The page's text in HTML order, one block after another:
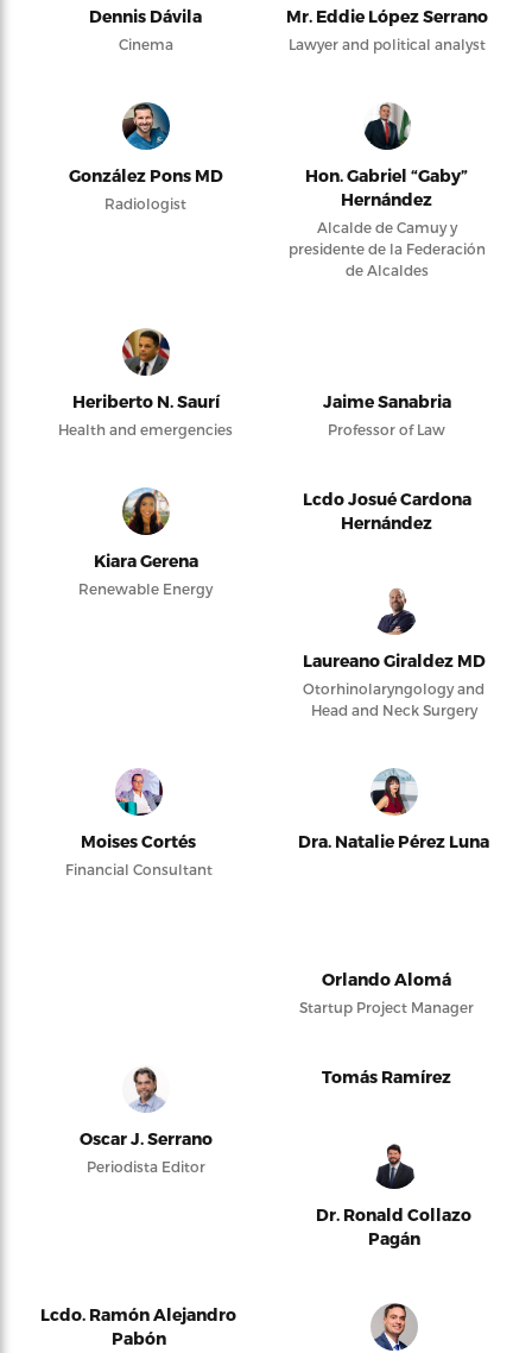
Dennis Dávila
Cinema
Mr. Eddie López Serrano
Lawyer and political analyst
González Pons MD
Radiologist
Hon. Gabriel “Gaby”
Hernández
Alcalde de Camuy y
presidente de la Federación
de Alcaldes
Heriberto N. Saurí
Health and emergencies
Jaime Sanabria
Professor of Law
Kiara Gerena
Renewable Energy
Lcdo Josué Cardona
Hernández
Laureano Giraldez MD
Otorhinolaryngology and
Head and Neck Surgery
Moises Cortés
Financial Consultant
Dra. Natalie Pérez Luna
Orlando Alomá
Startup Project Manager
Oscar J. Serrano
Periodista Editor
Tomás Ramírez
Dr. Ronald Collazo
Pagán
Lcdo. Ramón Alejandro
Pabón